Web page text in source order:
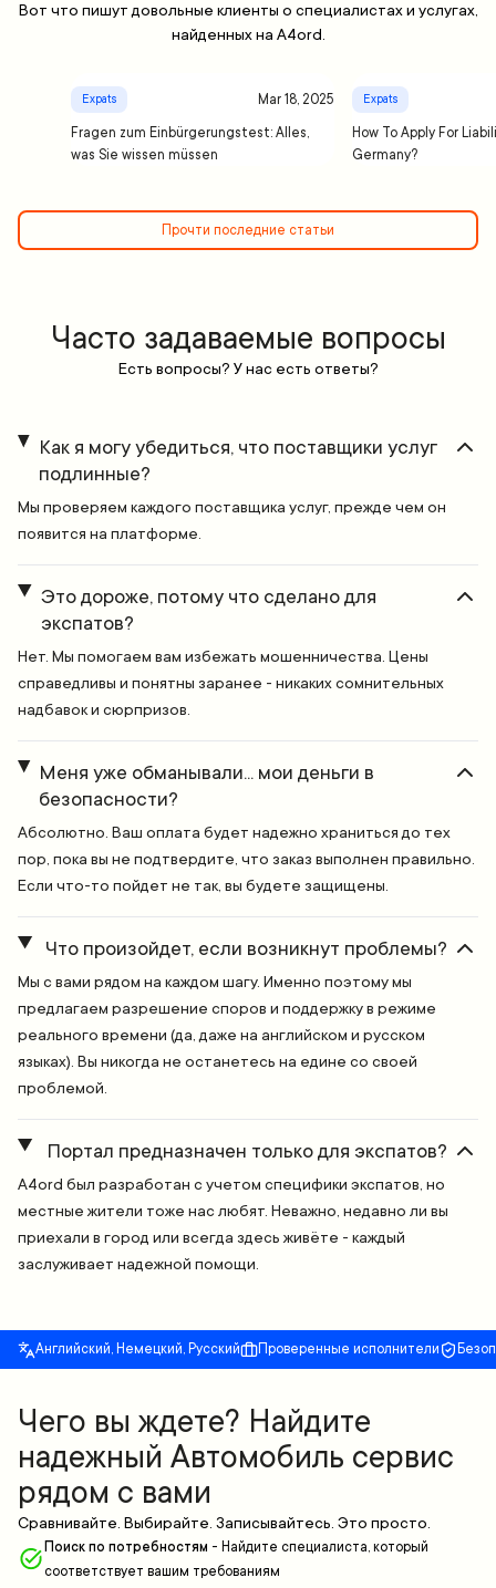
Вот что пишут довольные клиенты о специалистах и услугах,
найденных на A4ord.
Expats Mar 18, 2025
Fragen zum Einbürgerungstest: Alles,
was Sie wissen müssen
Expats
How To Apply For
Germany?
Прочти последние статьи
Часто задаваемые вопросы
Есть вопросы? У нас есть ответы?
Как я могу убедиться, что поставщики услуг
подлинные?
Мы проверяем каждого поставщика услуг, прежде чем он
появится на платформе.
Это дороже, потому что сделано для
экспатов?
Нет. Мы помогаем вам избежать мошенничества. Цены
справедливы и понятны заранее - никаких сомнительных
надбавок и сюрпризов.
Меня уже обманывали... мои деньги в
безопасности?
Абсолютно. Ваш оплата будет надежно храниться до тех
пор, пока вы не подтвердите, что заказ выполнен правильно.
Если что-то пойдет не так, вы будете защищены.
Что произойдет, если возникнут проблемы?
Мы с вами рядом на каждом шагу. Именно поэтому мы
предлагаем разрешение споров и поддержку в режиме
реального времени (да, даже на английском и русском
языках). Вы никогда не останетесь на едине со своей
проблемой.
Портал предназначен только для экспатов?
A4ord был разработан с учетом специфики экспатов, но
местные жители тоже нас любят. Неважно, недавно ли вы
приехали в город или всегда здесь живёте - каждый
заслуживает надежной помощи.
Английский, Немецкий, Русский Проверенные исполнители
Чего вы ждете? Найдите
надежный Автомобиль сервис
рядом с вами
Сравнивайте. Выбирайте. Записывайтесь. Это просто.
Поиск по потребностям - Найдите специалиста, который
соответствует вашим требованиям